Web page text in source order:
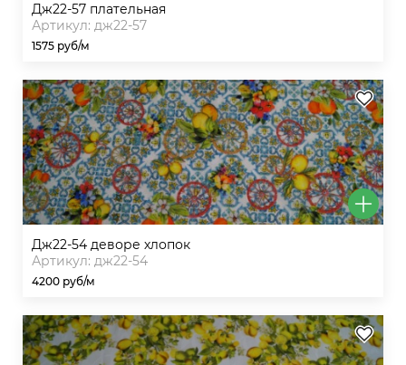
дж22-57 плательная
Артикул: дж22-57
1575 руб/м
дж22-54 деворе хлопок
Артикул: дж22-54
4200 руб/м